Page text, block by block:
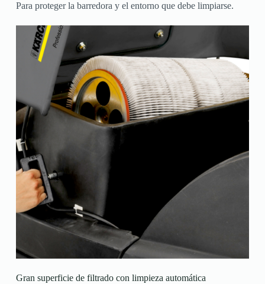
Para proteger la barredora y el entorno que debe limpiarse.
Gran superficie de filtrado con limpieza automática